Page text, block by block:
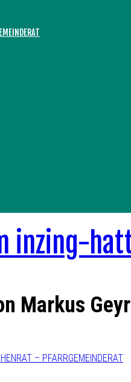
– PFARRGEMEINDERAT
Markus Geyr